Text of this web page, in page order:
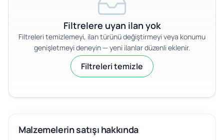
Filtrelere uyan ilan yok
Filtreleri temizlemeyi, ilan türünü değiştirmeyi veya konumu
genişletmeyi deneyin — yeni ilanlar düzenli eklenir.
Filtreleri temizle
Malzemelerin satışı hakkında